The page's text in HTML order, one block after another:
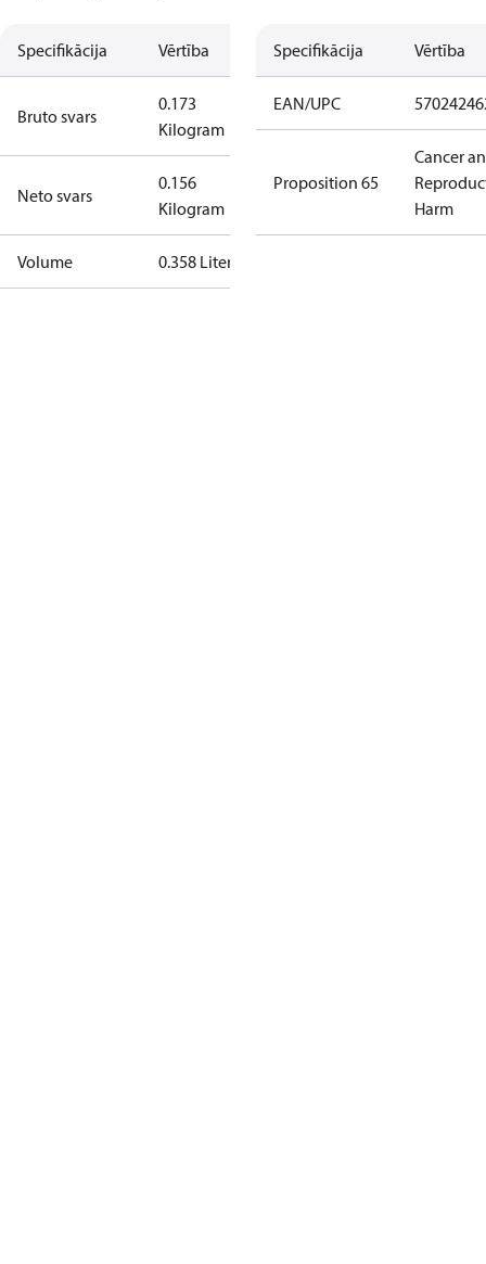
Specifikācija Vērtība
Bruto svars
0.173
Kilogram
Neto svars
0.156
Kilogram
Volume 0.358 Liter
Specifikācija Vērtība
EAN/UPC
Proposition 65
Cancer
Harm